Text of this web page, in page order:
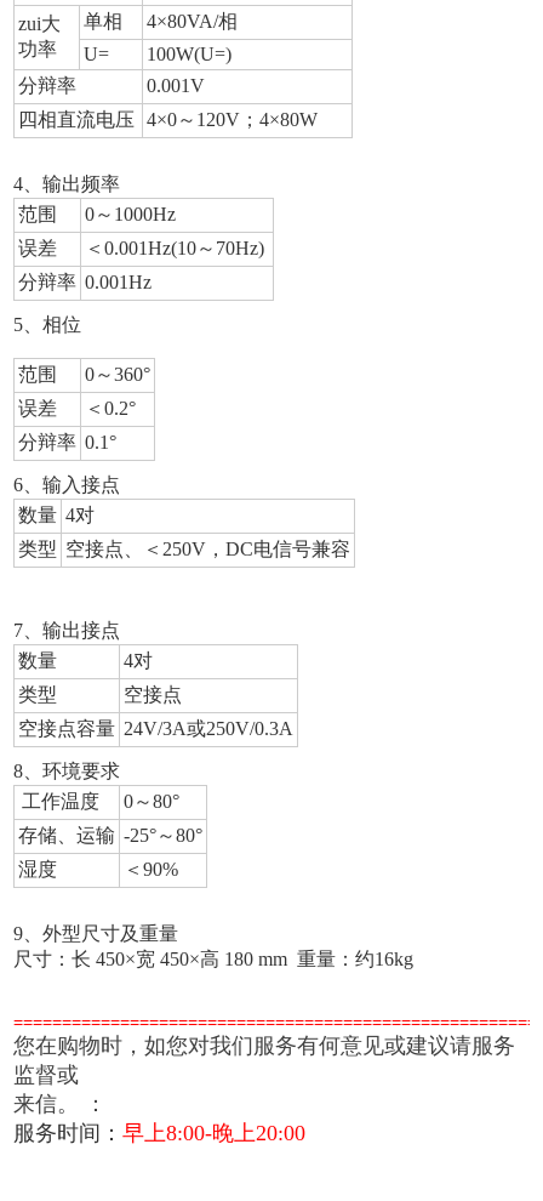
zui大
功率
单相 4×80VA/相
U=
100W(U=)
分辩率
0.001V
四相直流电压
4×0～120V；4×80W
4 、输出频率
范围
0～1000Hz
误差
＜0.001Hz(10～70Hz)
分辩率 0.001Hz
5 、相位
范围 0～360°
误差
＜0.2°
分辩率 0.1°
6 、输入接点
数量 4对
类型 空接点、＜250V，DC电信号兼容
7 、输出接点
数量
4对
类型
空接点
空接点容量 24V/3A或250V/0.3A
8 、环境要求
工作温度
0～80°
存储、运输 -25°～80°
湿度
＜90%
9 、外型尺寸及重量
尺寸：长 450×宽 450×高 180 mm 重量：约16kg
您在购物时，如您对我们服务有何意见或建议请服务
监督或
来信。
：
服务时间：早上8:00-晚上20:00